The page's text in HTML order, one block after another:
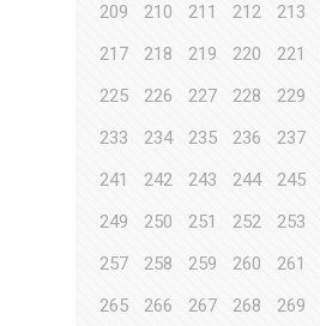
209
210 211 212 213
217
218 219 220 221
225
226 227 228 229
233
234 235 236 237
241
242 243 244 245
249
250 251 252 253
257
258 259 260 261
265
266 267 268 269